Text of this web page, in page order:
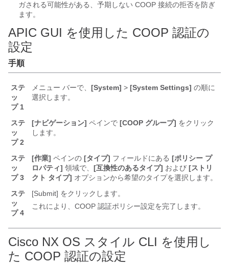
ガされる可能性がある、予期しない COOP 接続の拒否を防ぎ
ます。
APIC GUI を使用した COOP 認証の
設定
手順
ステ
ッ
プ 1
メニュー バーで、 [System] > [System Settings] の順に
選択します。
ステ
ッ
プ 2
[ナビゲーション] ペインで [COOP グループ] をクリック
します。
ステ
ッ
プ 3
[作業] ペインの [タイプ] フィールドにある [ポリシー プ
ロパティ] 領域で、 [互換性のあるタイプ] および [ストリ
クト タイプ] オプションから希望のタイプを選択します。
ステ
ッ
プ 4
[Submit] をクリックします。
これにより、COOP 認証ポリシー設定を完了します。
Cisco NX OS スタイル CLI を使用し
た COOP 認証の設定